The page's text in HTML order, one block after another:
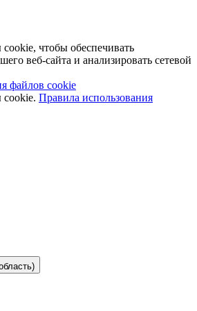
чтобы обеспечивать
веб-сайта и анализировать сетевой
файлов cookie
Правила использования